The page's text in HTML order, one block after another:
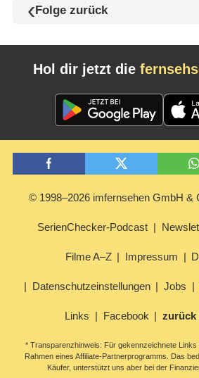
Folge zurück
Hol dir jetzt die
© 1998–2026 imfernsehen GmbH &
SerienChecker-Podcast
Filme A–Z Impressum
Datenschutzeinstellungen Jobs
Links Facebook zurück
* Transparenzhinweis: Für gekennzeichnete Links
Rahmen eines Affiliate-Partnerprogramms. Das
Käufer, unterstützt uns aber bei der